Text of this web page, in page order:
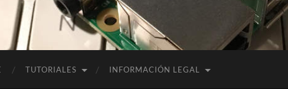
TUTORIALES INFORMACIÓN LEGAL